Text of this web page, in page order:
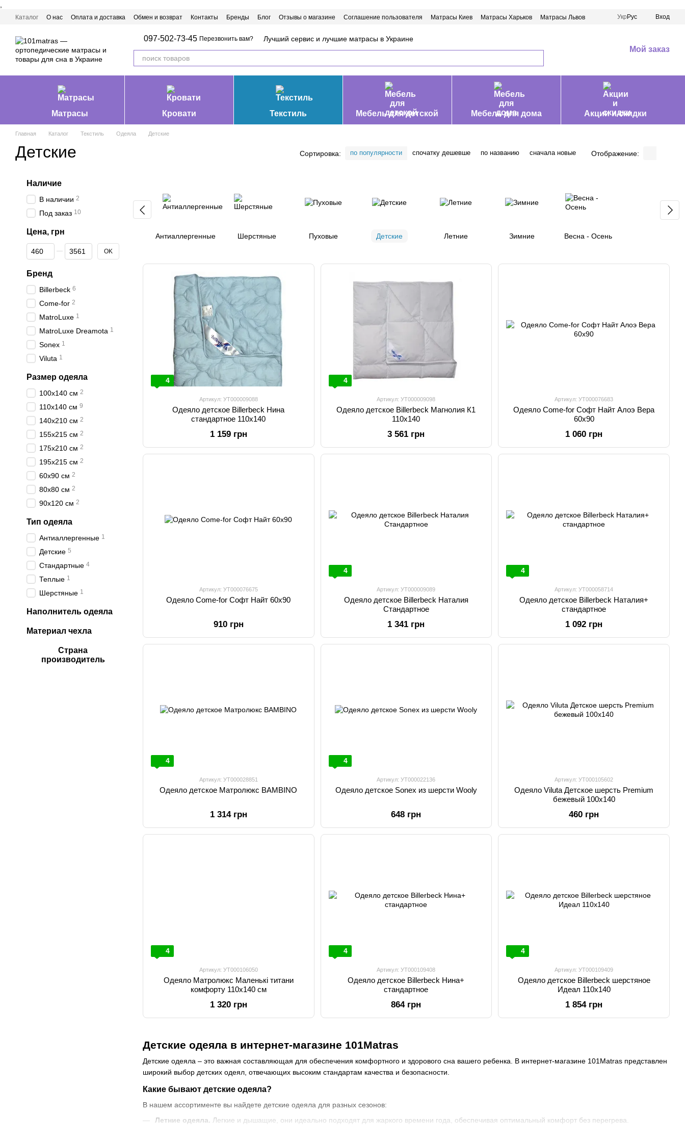
Перейти к основному контенту
Каталог О нас Оплата и доставка Обмен и возврат Контакты Бренды Блог Отзывы о магазине Соглашение пользователя Матрасы Киев Матрасы Харьков
Матрасы Львов
Укр Рус Вход
097-502-73-45 Перезвонить вам? Лучший сервис и лучшие матрасы в Украине
Мой заказ
Матрасы Кровати Текстиль Мебель для детской Мебель для дома Акции и скидки
Главная Каталог Текстиль Одеяла Детские
Детские Сортировка: по популярности спочатку дешевше по названию сначала новые Отображение:
Антиаллергенные Шерстяные Пуховые Детские Летние Зимние Весна - Осень
Детские одеяла в интернет-магазине 101Matras
Детские одеяла – это важная составляющая для обеспечения комфортного и здорового сна вашего ребенка. В интернет-магазине 101Matras представлен
широкий выбор детских одеял, отвечающих высоким стандартам качества и безопасности.
Какие бывают детские одеяла?
В нашем ассортименте вы найдете детские одеяла для разных сезонов:
Летние одеяла. Легкие и дышащие, они идеально подходят для жаркого времени года, обеспечивая оптимальный комфорт без перегрева.
4
Артикул: УТ000009088
Одеяло детское Billerbeck Нина
стандартное 110х140
1 159 грн
4
Артикул: УТ000009098
Одеяло детское Billerbeck Магнолия К1
110х140
3 561 грн
Артикул: УТ000076683
Одеяло Come-for Софт Найт Алоэ Вера
60х90
1 060 грн
Артикул: УТ000076675
Одеяло Come-for Софт Найт 60х90
910 грн
4
Артикул: УТ000009089
Одеяло детское Billerbeck Наталия
Стандартное
1 341 грн
4
Артикул: УТ000058714
Одеяло детское Billerbeck Наталия+
стандартное
1 092 грн
4
Артикул: УТ000028851
Одеяло детское Матролюкс BAMBINO
1 314 грн
4
Артикул: УТ000022136
Одеяло детское Sonex из шерсти Wooly
648 грн
Артикул: УТ000105602
Одеяло Viluta Детское шерсть Premium
бежевый 100х140
460 грн
4
Артикул: УТ000106050
Одеяло Матролюкс Маленькі титани
комфорту 110х140 см
1 320 грн
4
Артикул: УТ000109408
Одеяло детское Billerbeck Нина+
стандартное
864 грн
4
Артикул: УТ000109409
Одеяло детское Billerbeck шерстяное
Идеал 110х140
1 854 грн
Наличие
В наличии 2
Под заказ 10
Цена, грн
От Цена, грн
До Цена, грн OK
Бренд
Billerbeck 6
Come-for 2
MatroLuxe 1
MatroLuxe Dreamota 1
Sonex 1
Viluta 1
Размер одеяла
100х140 см 2
110х140 см 9
140х210 см 2
155х215 см 2
175х210 см 2
195х215 см 2
60х90 см 2
80х80 см 2
90х120 см 2
Тип одеяла
Антиаллергенные 1
Детские 5
Стандартные 4
Теплые 1
Шерстяные 1
Наполнитель одеяла
Материал чехла
Страна
производитель